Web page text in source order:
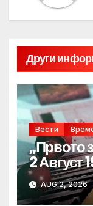
Други
Вести
„Првото
2 Август
AUG 2, 2026